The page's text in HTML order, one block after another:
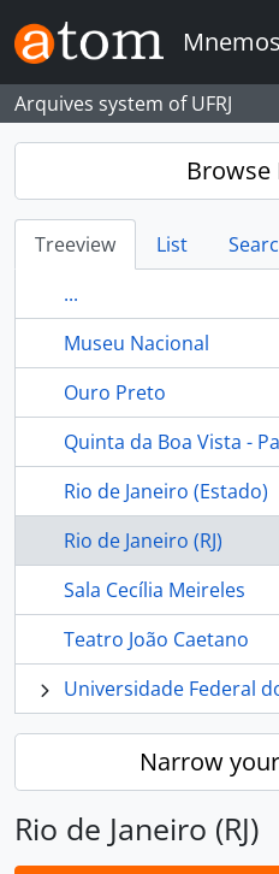
Skip to main content
Arquives system of UFRJ
Browse
Treeview List
...
Museu Nacional
Ouro Preto
Rio de Janeiro (Estado)
Rio de Janeiro (RJ)
Sala Cecília Meireles
Teatro João Caetano
Universidade Federal
Narrow
Rio de Janeiro (RJ)